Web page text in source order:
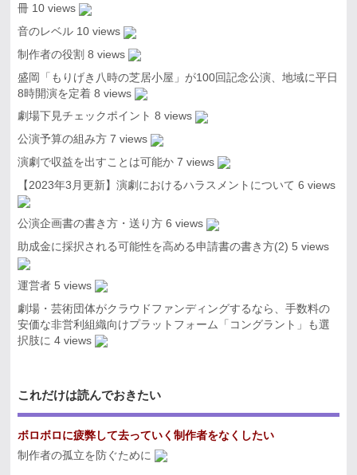
冊 10 views
音のレベル 10 views
制作者の役割 8 views
盛岡「もりげき八時の芝居小屋」が100回記念公演、地域に平日
8時開演を定着 8 views
劇場下見チェックポイント 8 views
公演予算の組み方 7 views
演劇で収益を出すことは可能か 7 views
【2023年3月更新】演劇におけるハラスメントについて 6 views
公演企画書の書き方・送り方 6 views
助成金に採択される可能性を高める申請書の書き方(2) 5 views
運営者 5 views
劇場・芸術団体がクラウドファンディングするなら、手数料の
安価な非営利組織向けプラットフォーム「コングラント」も選
択肢に 4 views
これだけは読んでおきたい
ボロボロに疲弊して去っていく制作者をなくしたい
制作者の孤立を防ぐために